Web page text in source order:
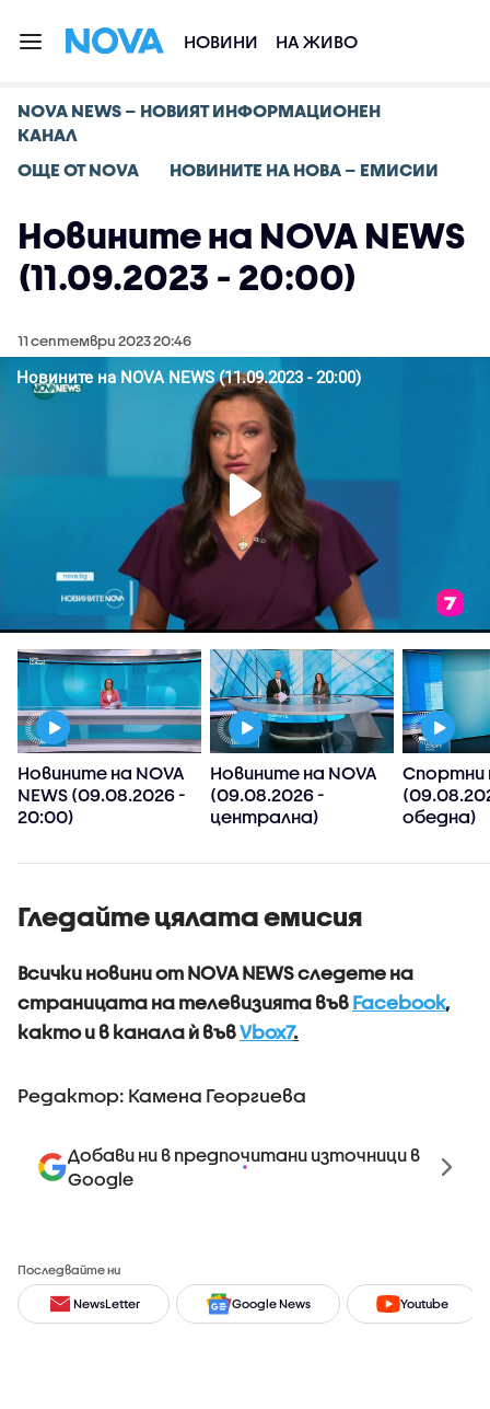
НОВИНИ НА ЖИВО
NOVA NEWS – НОВИЯТ ИНФОРМАЦИОНЕН
КАНАЛ
ОЩЕ ОТ NOVA
НОВИНИТЕ НА НОВА – ЕМИСИИ
Новините на NOVA NEWS
(11.09.2023 - 20:00)
11 септември 2023 20:46
Новините на NOVA
NEWS (09.08.2026 -
20:00)
Новините на NOVA
(09.08.2026 -
централна)
Спортни
обедна)
Гледайте цялата емисия
Всички новини от NOVA NEWS следете на
страницата на телевизията във Facebook,
както и в канала ѝ въвVbox7.
Редактор: Камена Георгиева
Добави ни в предпочитани източници в
Google
Последвайте ни
NewsLetter Google News Youtube